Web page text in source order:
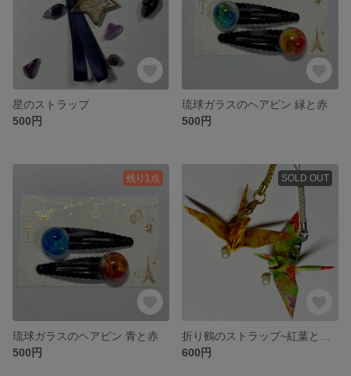
星のストラップ
500円
琉球ガラスのヘアピン 緑と赤
500円
残り1点
琉球ガラスのヘアピン 青と赤
500円
SOLD OUT
600円